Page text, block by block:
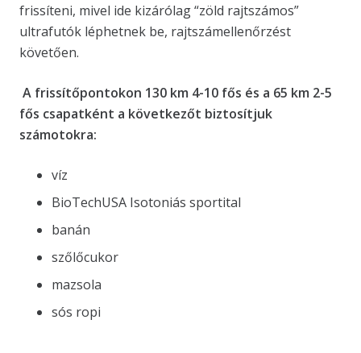
frissíteni, mivel ide kizárólag “zöld rajtszámos”
ultrafutók léphetnek be, rajtszámellenőrzést
követően.
A frissítőpontokon 130 km 4-10 fős és a 65 km 2-5
fős csapatként a következőt biztosítjuk
számotokra:
víz
BioTechUSA Isotoniás sportital
banán
szőlőcukor
mazsola
sós ropi